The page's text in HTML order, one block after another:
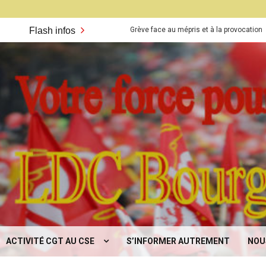
Flash infosGrève face au mépris et à la provocation Flash
ACTIVITÉ CGT AU CSE S’INFORMER AUTREMENT